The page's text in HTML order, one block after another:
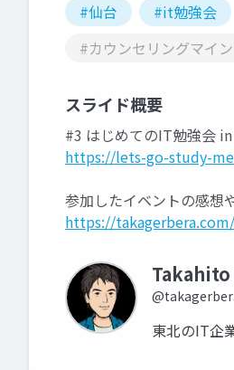
#仙台 #it勉強会
#カウンセリングマイ
スライド概要
#3 はじめてのIT勉強会 in
https://lets-go-study-
参加したイベントの感想
https://
Takahito
東北のIT企